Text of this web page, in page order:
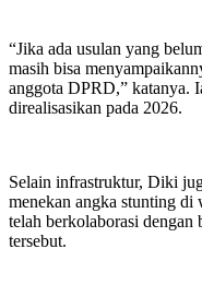
“Jika ada usulan yang
masih bisa
anggota DPRD,” katanya.
direalisasikan pada 2026.
Selain infrastruktur, Diki
menekan angka stunting
telah berkolaborasi dengan
tersebut.